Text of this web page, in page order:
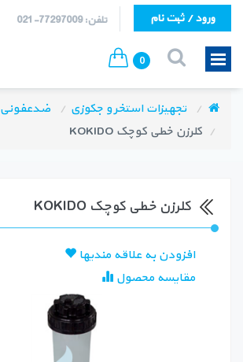
تلفن: 77297009-021 ورود / ثبت نام
0
تجهیزات استخر و جکوزی ضدعفونی
کلرزن خطی کوچک KOKIDO
کلرزن خطی کوچک KOKIDO
افزودن به علاقه مندیها
مقایسه محصول